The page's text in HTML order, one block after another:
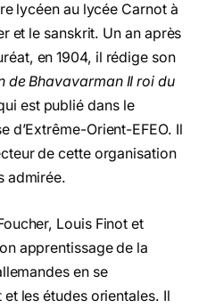
lycéen au lycée Carnot à
et le sanskrit. Un an après
en 1904, il rédige son
de Bhavavarman II roi du
est publié dans le
d’Extrême-Orient-EFEO. Il
de cette organisation
admirée.
Louis Finot et
apprentissage de la
en se
les études orientales. Il